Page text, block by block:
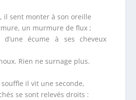
il sent monter à son oreille
un murmure de flux ;
écume à ses cheveux
Rien ne surnage plus.
il vit une seconde,
se sont relevés droits :